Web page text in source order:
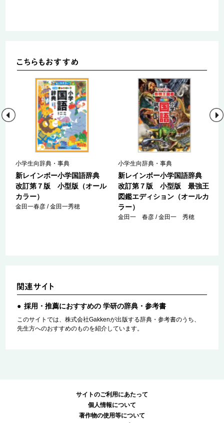
小学生向辞典・事典
新レインボー小学国語辞典
改訂第７版 小型版（オール
カラー）
金田一春彦 / 金田一秀穂
小学生向辞典・事典
新レインボー小学国語辞典
改訂第７版 小型版 最強王
図鑑エディション（オールカ
ラー）
金田一 春彦 / 金田一 秀穂
採用・推薦におすすめの 学研の辞典・参考書
このサイトでは、株式会社Gakkenが出版する辞典・参考書のうち、
先生方へのおすすめのものを紹介しています。
サイトのご利用にあたって
個人情報について
著作物の使用等について